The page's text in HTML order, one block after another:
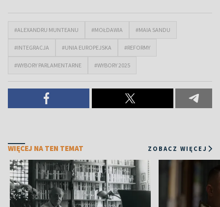
#ALEXANDRU MUNTEANU #MOŁDAWIA #MAIA SANDU
#INTEGRACJA #UNIA EUROPEJSKA #REFORMY
#WYBORY PARLAMENTARNE #WYBORY 2025
WIĘCEJ NA TEN TEMAT ZOBACZ WIĘCEJ